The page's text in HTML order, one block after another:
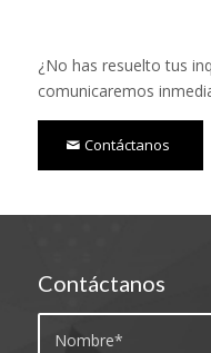
¿No has resuelto tus
comunicaremos
Contáctanos
Contáctanos